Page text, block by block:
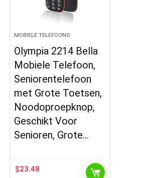
MOBIELE TELEFOONS
Olympia 2214 Bella
Mobiele Telefoon,
Seniorentelefoon
met Grote Toetsen,
Noodoproepknop,
Geschikt Voor
Senioren, Grote…
$23.48